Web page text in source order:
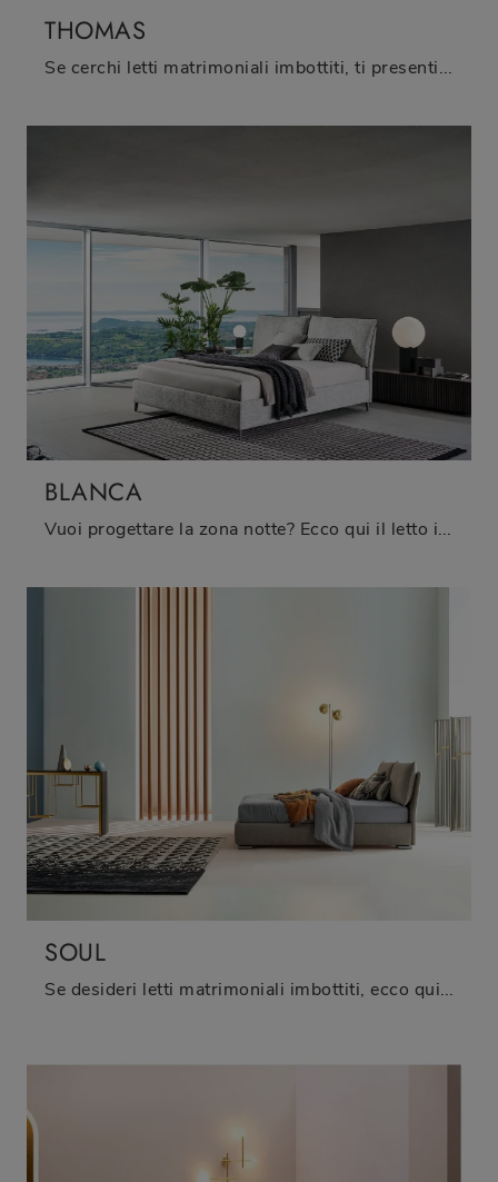
THOMAS
Se cerchi letti matrimoniali imbottiti, ti presentiamo il modello Thomas in tessuto per valorizzare la zona notte.
BLANCA
Vuoi progettare la zona notte? Ecco qui il letto in tessuto Blanca di Twils per spazi moderni.
SOUL
Se desideri letti matrimoniali imbottiti, ecco qui il modello Soul in tessuto per valorizzare la zona notte.